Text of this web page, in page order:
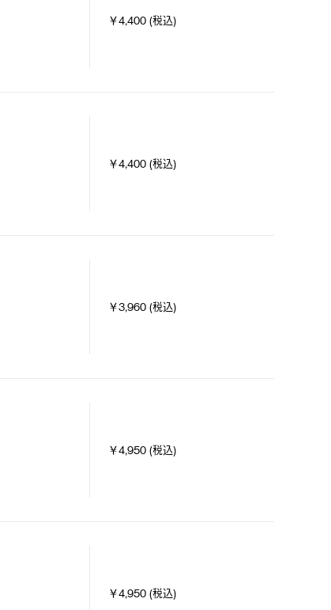
￥4,400 (税込)
￥4,400 (税込)
￥3,960 (税込)
￥4,950 (税込)
￥4,950 (税込)